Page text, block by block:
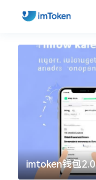
imtoken钱包2.0